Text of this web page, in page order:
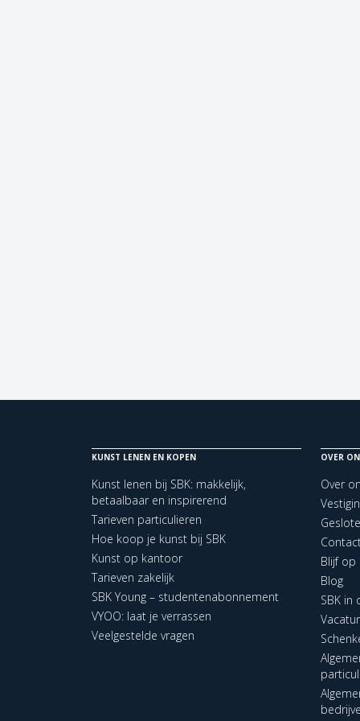
KUNST LENEN EN KOPEN
Kunst lenen bij SBK: makkelijk,
betaalbaar en inspirerend
Tarieven particulieren
Hoe koop je kunst bij SBK
Kunst op kantoor
Tarieven zakelijk
SBK Young – studentenabonnement
VYOO: laat je verrassen
Veelgestelde vragen
OVER
Over
Blijf op
Blog
SBK in